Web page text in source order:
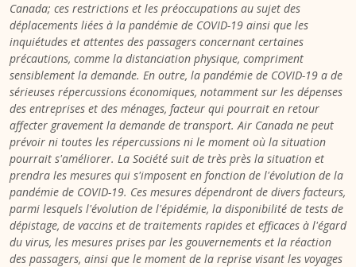
Canada; ces restrictions et les préoccupations au sujet des
déplacements liées à la pandémie de COVID-19 ainsi que les
inquiétudes et attentes des passagers concernant certaines
précautions, comme la distanciation physique, compriment
sensiblement la demande. En outre, la pandémie de COVID-19 a de
sérieuses répercussions économiques, notamment sur les dépenses
des entreprises et des ménages, facteur qui pourrait en retour
affecter gravement la demande de transport. Air Canada ne peut
prévoir ni toutes les répercussions ni le moment où la situation
pourrait s'améliorer. La Société suit de très près la situation et
prendra les mesures qui s'imposent en fonction de l'évolution de la
pandémie de COVID-19. Ces mesures dépendront de divers facteurs,
parmi lesquels l'évolution de l'épidémie, la disponibilité de tests de
dépistage, de vaccins et de traitements rapides et efficaces à l'égard
du virus, les mesures prises par les gouvernements et la réaction
des passagers, ainsi que le moment de la reprise visant les voyages